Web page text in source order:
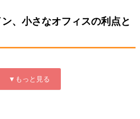
、小さなオフィスの利点と
▼もっと見る